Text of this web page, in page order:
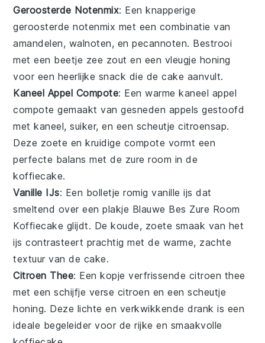
Geroosterde Notenmix: Een knapperige
geroosterde notenmix met een combinatie van
amandelen, walnoten, enpecannoten. Bestrooi
met een beetje zee zout en een vleugje honing
voor een heerlijke snack die decake aanvult.
Kaneel Appel Compote: Een warmekaneel appel
compote gemaakt van gesneden appels gestoofd
metkaneel,suiker, en een scheutjecitroensap.
Deze zoete en kruidige compote vormt een
perfecte balans met de zure room in de
koffiecake.
Vanille IJs: Een bolletje romigvanille ijs dat
smeltend over een plakje Blauwe Bes Zure Room
Koffiecake glijdt. De koude, zoete smaak van het
ijs contrasteert prachtig met de warme, zachte
textuur van de cake.
Citroen Thee: Een kopje verfrissende citroen thee
met een schijfje verse citroen en een scheutje
honing. Deze lichte en verkwikkende drank is een
ideale begeleider voor de rijke en smaakvolle